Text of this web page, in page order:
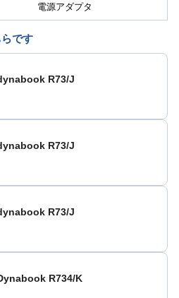
電源アダプタ
らです
R73/J
R73/J
R73/J
R734/K